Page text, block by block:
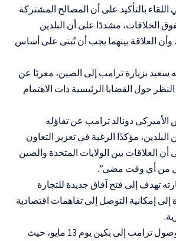
اللقاء بالتأكيد على أن المصالح المشتركة
الخلافات، مشددًا على أن البلدين
وأن العلاقة بينهما يجب أن تُبنى على أساس
سعيد بزيارة ترامب إلى الصين، معربًا عن
حول القضايا الرئيسية ذات الاهتمام
الأميركي دونالد ترامب عن تفاؤله
البلدين، مؤكدًا الرغبة في تعزيز التعاون
العلاقات بين الولايات المتحدة والصين
من أي وقت مضى”.
تهدف إلى فتح آفاق جديدة للتجارة
إلى إمكانية التوصل إلى تفاهمات اقتصادية
وتأتي هذه القمة بعد وصول ترامب إلى بكين يوم 13 مايو، حيث